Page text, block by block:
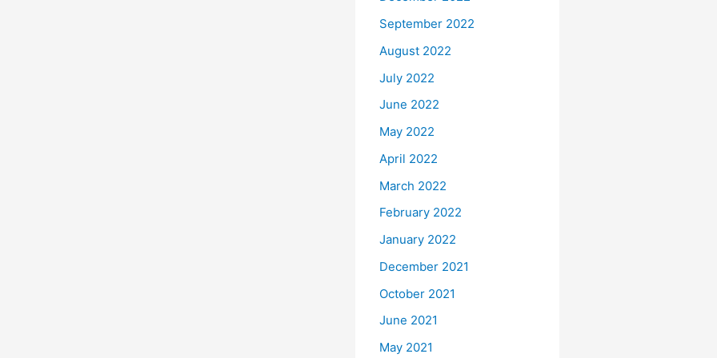
September 2022
August 2022
July 2022
June 2022
May 2022
April 2022
March 2022
February 2022
January 2022
December 2021
October 2021
June 2021
May 2021